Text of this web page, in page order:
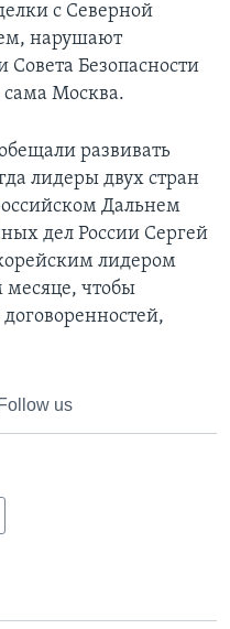
с Северной
нарушают
Безопасности
сама Москва.
развивать
лидеры двух стран
Дальнем
дел России Сергей
лидером
чтобы
Follow us